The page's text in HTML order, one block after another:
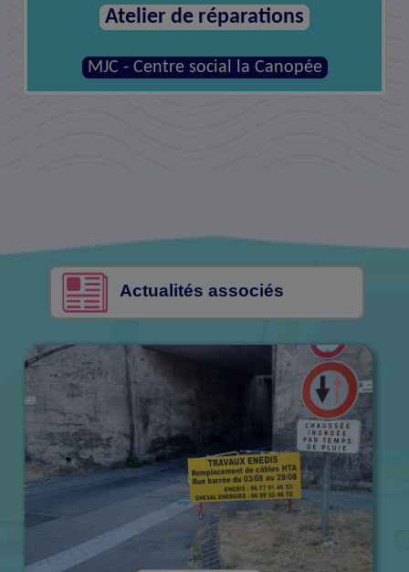
Atelier de réparations
MJC - Centre social la Canopée
Actualités associés